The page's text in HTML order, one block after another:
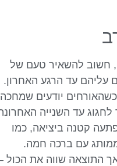
חשוב להשאיר טעם של
עליהם עד הרגע האחרון.
יודעים שמחכה
עד השנייה
קטנה ביציאה, כמו
עם ברכה חמה.
התוצאה שווה את הכול